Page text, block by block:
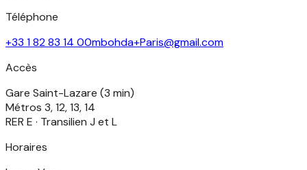
Téléphone
+33 1 82 83 14 00mbohda+Paris@gmail.com
Accès
Gare Saint-Lazare (3 min)
Métros 3, 12, 13, 14
RER E · Transilien J et L
Horaires